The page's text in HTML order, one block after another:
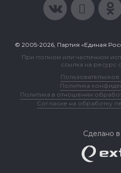
© 2005-2026, Партия «Единая
При полном или частичном
ссылка на ресурс
Политика
Политика в отношении
Согласие на обработку
Сделано